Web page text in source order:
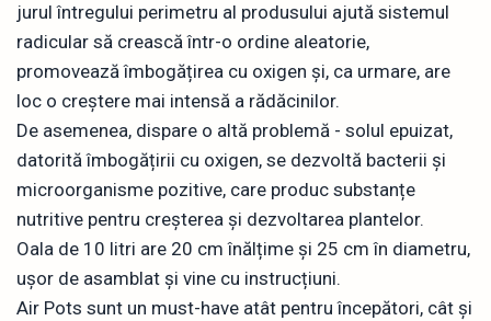
jurul întregului perimetru al produsului ajută sistemul
radicular să crească într-o ordine aleatorie,
promovează îmbogățirea cu oxigen și, ca urmare, are
loc o creștere mai intensă a rădăcinilor.
De asemenea, dispare o altă problemă - solul epuizat,
datorită îmbogățirii cu oxigen, se dezvoltă bacterii și
microorganisme pozitive, care produc substanțe
nutritive pentru creșterea și dezvoltarea plantelor.
Oala de 10 litri are 20 cm înălțime și 25 cm în diametru,
ușor de asamblat și vine cu instrucțiuni.
Air Pots sunt un must-have atât pentru începători, cât și